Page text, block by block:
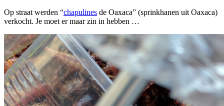
Op straat werden “chapulines de Oaxaca” (sprinkhanen uit Oaxaca)
verkocht. Je moet er maar zin in hebben …